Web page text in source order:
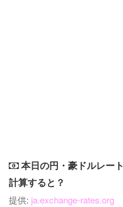
本日の円・豪ドルレート
計算すると？
提供: ja.exchange-rates.org